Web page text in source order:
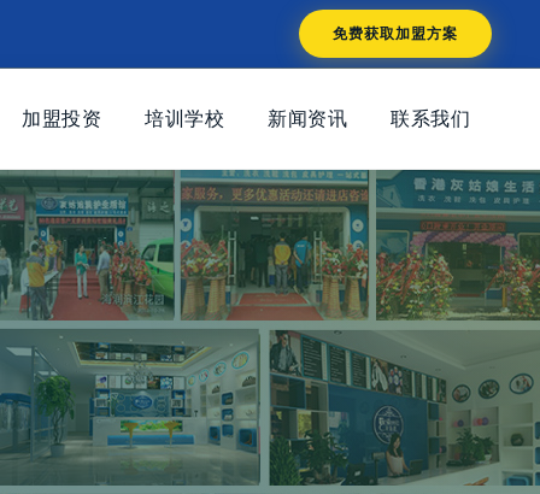
免费获取加盟方案
加盟投资 培训学校 新闻资讯 联系我们